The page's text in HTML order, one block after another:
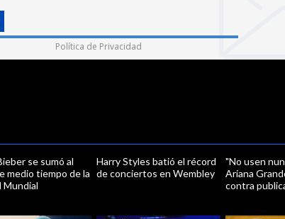
Política de Privacidad
se sumó al
medio tiempo de la
Mundial
Harry Styles batió el récord
de conciertos en Wembley
"No usen
Ariana
contra